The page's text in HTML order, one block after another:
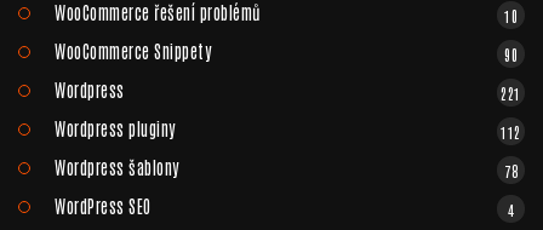
WooCommerce řešení problémů 10
WooCommerce Snippety 90
Wordpress 221
Wordpress pluginy 112
Wordpress šablony 78
WordPress SEO 4